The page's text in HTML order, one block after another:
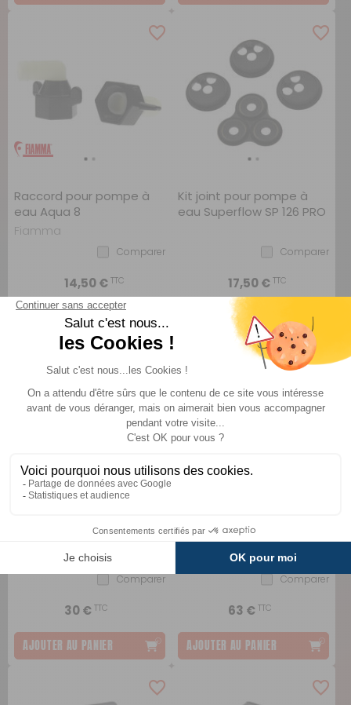
Raccord pour pompe à
eau Aqua 8
Fiamma
Comparer
14,50 €TTC
AJOUTER AU PANIER
Kit joint pour pompe à
eau Superflow SP 126 PRO
Comparer
17,50 €TTC
AJOUTER AU PANIER
Inovtech
Comparer
30 €TTC
AJOUTER AU PANIER
Kit complet de
transmission pour pompe
AQUA 8 FIAMMA
Comparer
63 €TTC
AJOUTER AU PANIER